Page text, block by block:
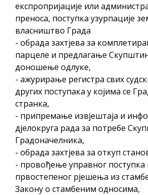
експропријације или
преноса, поступка узурпације
власништво Града
- обрада захтјева за
парцеле и предлагање
доношење одлуке,
- ажурирање регистра свих
других поступака у којима се
странка,
- припремање извјештаја и
дјелокруга рада за потребе
Градоначелника,
- обрада захтјева за откуп
- провођење управног
првостепеног рјешења из
Закону о стамбеним односима,